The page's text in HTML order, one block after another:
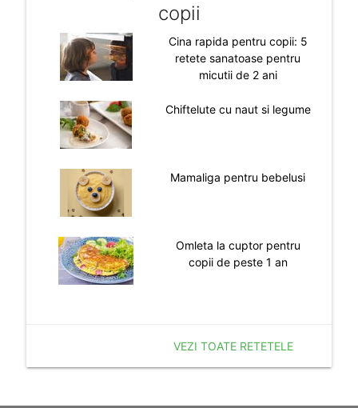
copii
Cina rapida pentru copii: 5
retete sanatoase pentru
micutii de 2 ani
Chiftelute cu naut si legume
Mamaliga pentru bebelusi
Omleta la cuptor pentru
copii de peste 1 an
VEZI TOATE RETETELE